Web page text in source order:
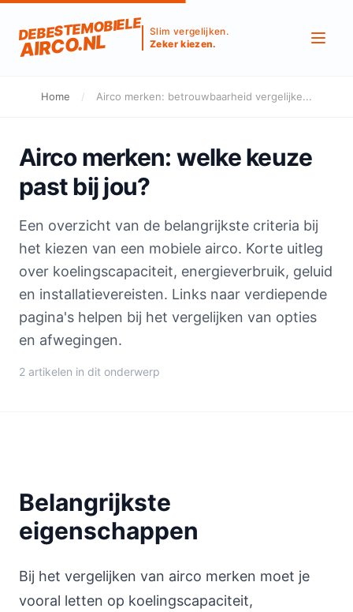
DEBESTEMOBIELE
AIRCO.NL
Slim vergelijken.
Zeker kiezen.
Home / Airco merken: betrouwbaarheid vergelijke...
Airco merken: welke keuze
past bij jou?
Een overzicht van de belangrijkste criteria bij
het kiezen van een mobiele airco. Korte uitleg
over koelingscapaciteit, energieverbruik, geluid
en installatievereisten. Links naar verdiepende
pagina's helpen bij het vergelijken van opties
en afwegingen.
2 artikelen in dit onderwerp
Belangrijkste
eigenschappen
Bij het vergelijken van airco merken moet je
vooral letten op koelingscapaciteit,